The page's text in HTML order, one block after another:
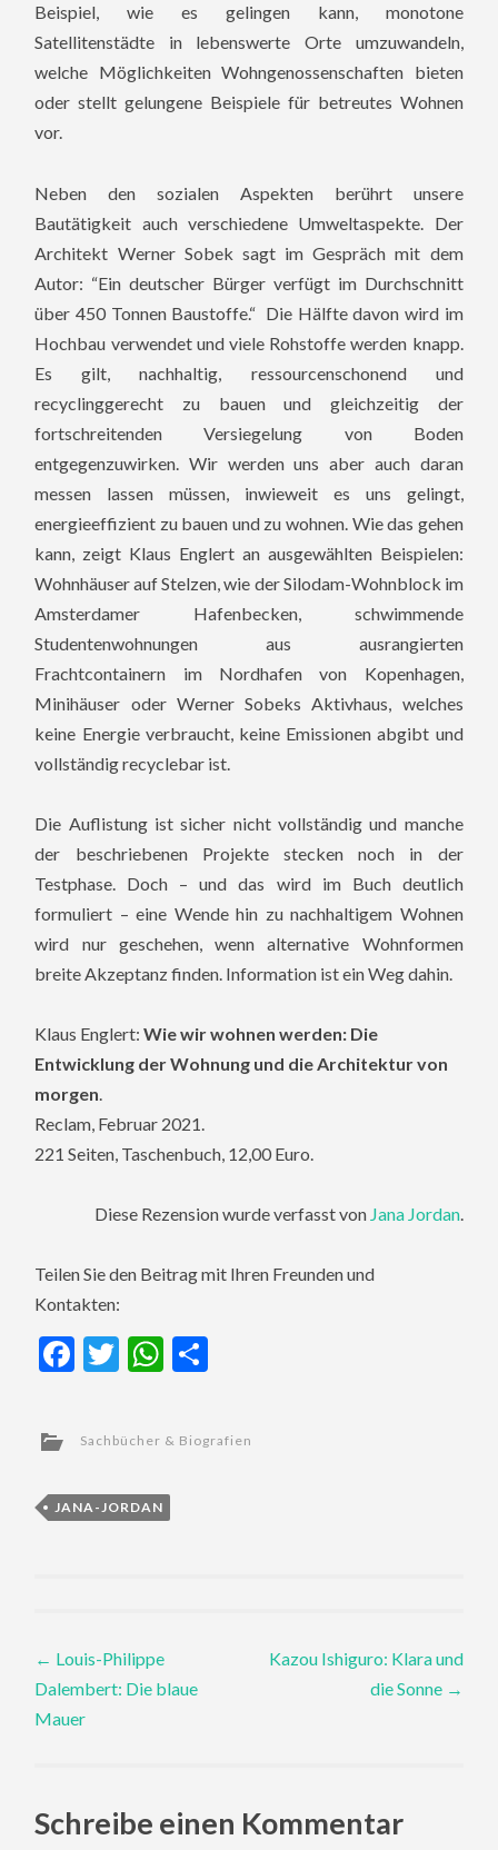
Beispiel, wie es gelingen kann, monotone
Satellitenstädte in lebenswerte Orte umzuwandeln,
welche Möglichkeiten Wohngenossenschaften bieten
oder stellt gelungene Beispiele für betreutes Wohnen
vor.
Neben den sozialen Aspekten berührt unsere
Bautätigkeit auch verschiedene Umweltaspekte. Der
Architekt Werner Sobek sagt im Gespräch mit dem
Autor: “Ein deutscher Bürger verfügt im Durchschnitt
über 450 Tonnen Baustoffe.“ Die Hälfte davon wird im
Hochbau verwendet und viele Rohstoffe werden knapp.
Es gilt, nachhaltig, ressourcenschonend und
recyclinggerecht zu bauen und gleichzeitig der
fortschreitenden Versiegelung von Boden
entgegenzuwirken. Wir werden uns aber auch daran
messen lassen müssen, inwieweit es uns gelingt,
energieeffizient zu bauen und zu wohnen. Wie das gehen
kann, zeigt Klaus Englert an ausgewählten Beispielen:
Wohnhäuser auf Stelzen, wie der Silodam-Wohnblock im
Amsterdamer Hafenbecken, schwimmende
Studentenwohnungen aus ausrangierten
Frachtcontainern im Nordhafen von Kopenhagen,
Minihäuser oder Werner Sobeks Aktivhaus, welches
keine Energie verbraucht, keine Emissionen abgibt und
vollständig recyclebar ist.
Die Auflistung ist sicher nicht vollständig und manche
der beschriebenen Projekte stecken noch in der
Testphase. Doch – und das wird im Buch deutlich
formuliert – eine Wende hin zu nachhaltigem Wohnen
wird nur geschehen, wenn alternative Wohnformen
breite Akzeptanz finden. Information ist ein Weg dahin.
Klaus Englert:Wie wir wohnen werden: Die
Entwicklung der Wohnung und die Architektur von
morgen.
Reclam, Februar 2021.
221 Seiten, Taschenbuch, 12,00 Euro.
Diese Rezension wurde verfasst von Jana Jordan.
Teilen Sie den Beitrag mit Ihren Freunden und
Kontakten:
Facebook
TwitterWhatsApp
Sachbücher & Biografien
JANA-JORDAN
Post
navigation
← Louis-Philippe
Dalembert: Die blaue
Mauer
Kazou Ishiguro: Klara und
die Sonne →
Schreibe einen Kommentar